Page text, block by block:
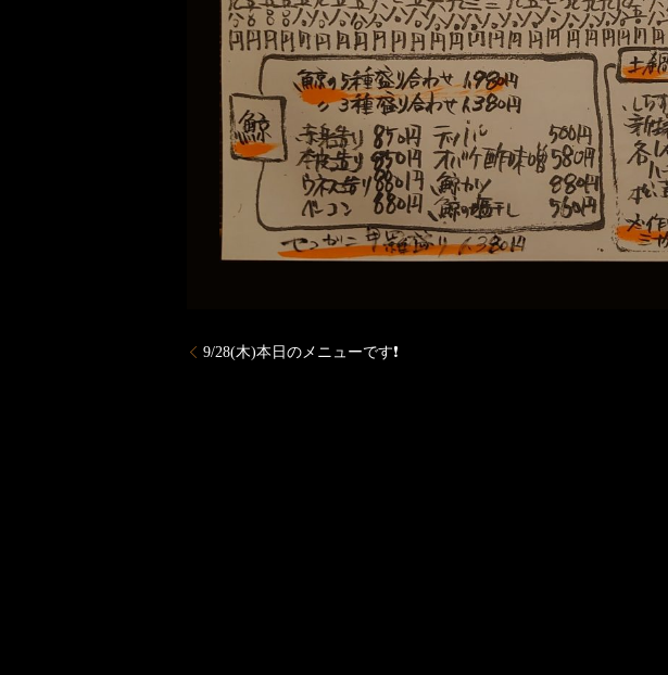
9/28(木)本日のメニューです❗